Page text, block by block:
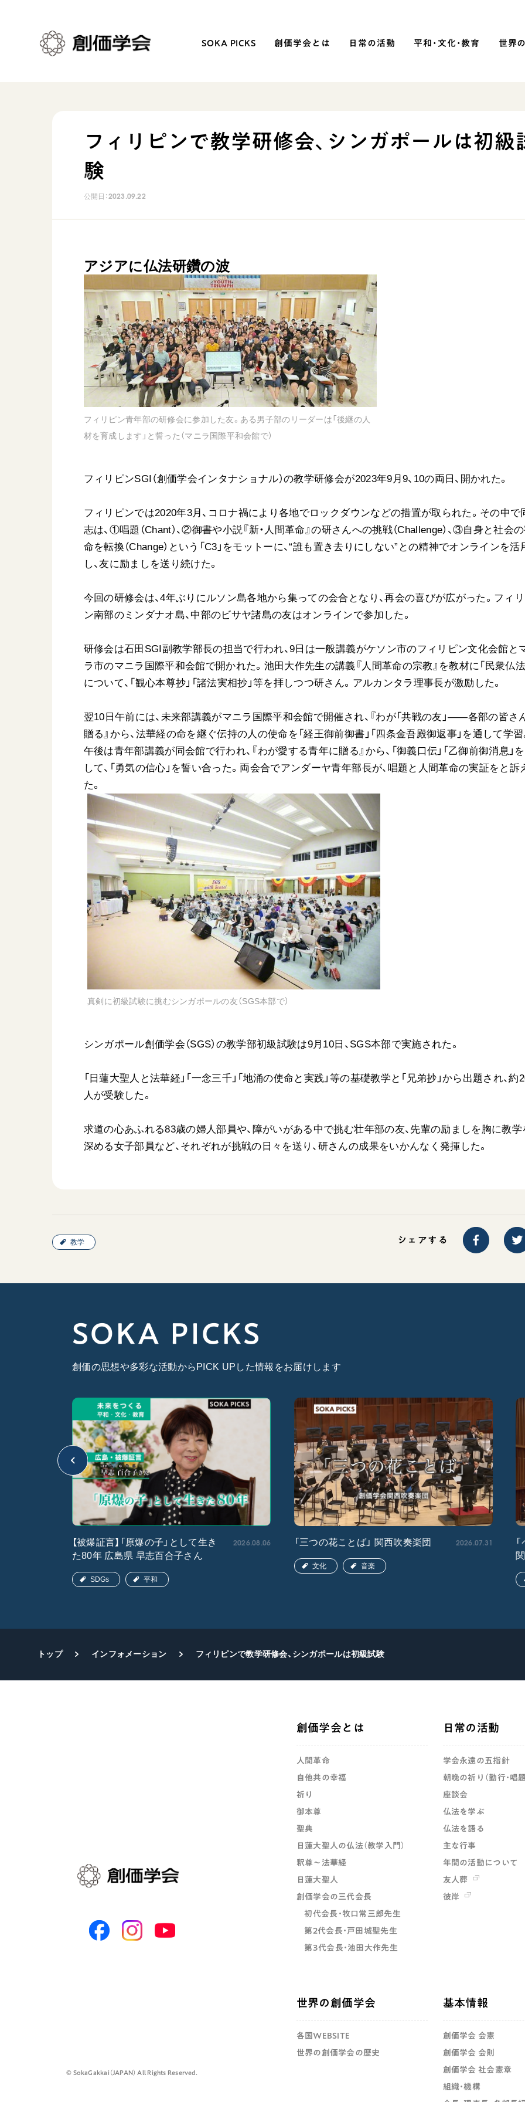
SOKA PICKS 創価学会とは 日常の活動 平和・文化・教育 世界
創価学会の三代会長
初代会長・牧口常三郎先生
第2代会長・戸田城聖先生
第3代会長・池田大作先生
学会永遠の五指針
友人葬
彼岸 展示活動
教育本部の活動
図書贈呈
世界の創価学会
各国ウェブサイト
世界の創価学会の歴史
基本情報
会員サポート
小説『新・人間革命』『人間革命』
御書検索［新版］
＜関連リンク＞
soka youth media
SGIピースサイト
ご意見
フィリピンで教学研修会、シンガポールは初級
験
公開日：2023.09.22
アジアに仏法研鑽の波
フィリピン青年部の研修会に参加した友。ある男子部のリーダーは「後継の人
材を育成します」と誓った（マニラ国際平和会館で）
フィリピンSGI（創価学会インタナショナル）の教学研修会が2023年9月9、10の両日、開かれた。
フィリピンでは2020年3月、コロナ禍により各地でロックダウンなどの措置が取られた。その中で
志は、①唱題（Chant）、②御書や小説『新・人間革命』の研さんへの挑戦（Challenge）、③自身と社会
命を転換（Change）という「C3」をモットーに、“誰も置き去りにしない”との精神でオンラインを活
し、友に励ましを送り続けた。
今回の研修会は、4年ぶりにルソン島各地から集っての会合となり、再会の喜びが広がった。フィ
ン南部のミンダナオ島、中部のビサヤ諸島の友はオンラインで参加した。
研修会は石田SGI副教学部長の担当で行われ、9日は一般講義がケソン市のフィリピン文化会館と
ラ市のマニラ国際平和会館で開かれた。池田大作先生の講義『人間革命の宗教』を教材に「民衆仏法
について、「観心本尊抄」「諸法実相抄」等を拝しつつ研さん。アルカンタラ理事長が激励した。
翌10日午前には、未来部講義がマニラ国際平和会館で開催され、『わが「共戦の友」――各部の皆さ
贈る』から、法華経の命を継ぐ伝持の人の使命を「経王御前御書」「四条金吾殿御返事」を通して学習
午後は青年部講義が同会館で行われ、『わが愛する青年に贈る』から、「御義口伝」「乙御前御消息」
して、「勇気の信心」を誓い合った。両会合でアンダーヤ青年部長が、唱題と人間革命の実証をと訴
た。
真剣に初級試験に挑むシンガポールの友（SGS本部で）
シンガポール創価学会（SGS）の教学部初級試験は9月10日、SGS本部で実施された。
「日蓮大聖人と法華経」「一念三千」「地涌の使命と実践」等の基礎教学と「兄弟抄」から出題され、約
人が受験した。
求道の心あふれる83歳の婦人部員や、障がいがある中で挑む壮年部の友、先輩の励ましを胸に教学
深める女子部員など、それぞれが挑戦の日々を送り、研さんの成果をいかんなく発揮した。
教学 シェアする
SOKA PICKS
創価の思想や多彩な活動からPICK UPした情報をお届けします
【被爆証言】「原爆の子」として生き
た80年 広島県 早志百合子さん
2026.08.06
SDGs 平和
「三つの花ことば」 関西吹奏楽団 2026.07.31
文化 音楽
トップ インフォメーション フィリピンで教学研修会、シンガポールは初級試験
©️ SokaGakkai（JAPAN） All Rights Reserved.
創価学会とは
人間革命
自他共の幸福
祈り
御本尊
聖典
日蓮大聖人の仏法（教学入門）
釈尊～法華経
日蓮大聖人
創価学会の三代会長
初代会長・牧口常三郎先生
第2代会長・戸田城聖先生
第3代会長・池田大作先生
日常の活動
学会永遠の五指針
朝晩の祈り（勤行・唱題
座談会
仏法を学ぶ
仏法を語る
主な行事
年間の活動について
友人葬
彼岸
世界の創価学会
各国WEBSITE
世界の創価学会の歴史
基本情報
創価学会 会憲
創価学会 会則
創価学会 社会憲章
組織・機構